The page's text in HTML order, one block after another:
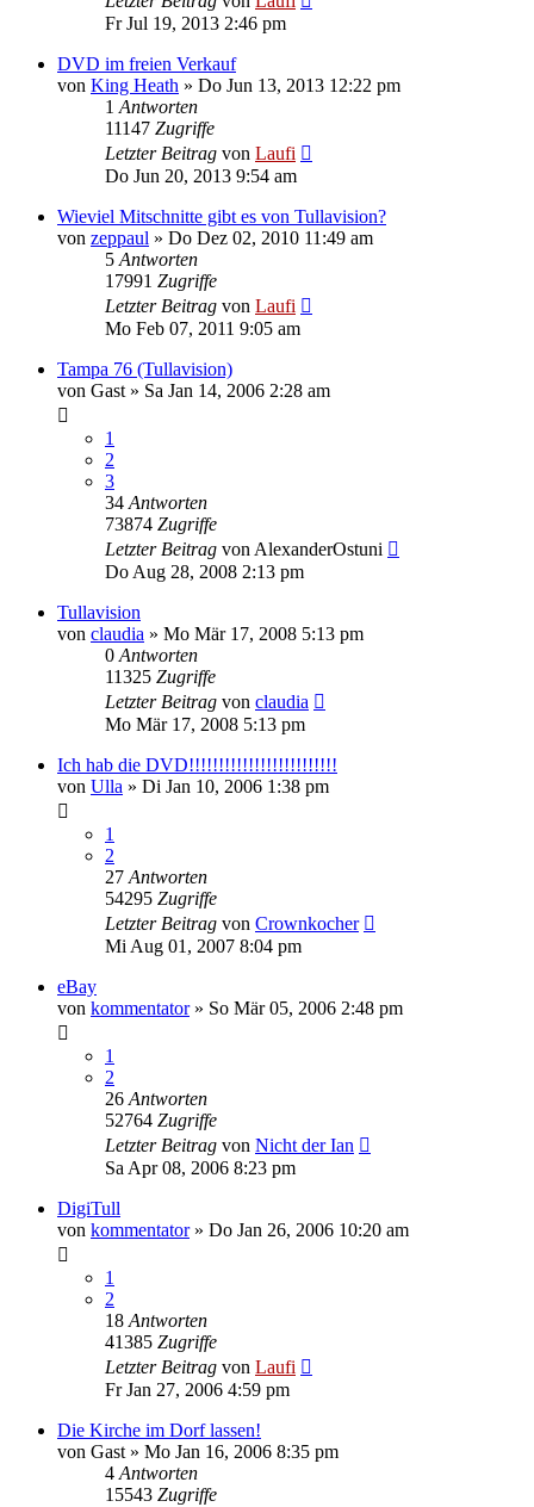
Fr Jul 19, 2013 2:46 pm
DVD im freien Verkauf
von King Heath » Do Jun 13, 2013 12:22 pm
1 Antworten
11147 Zugriffe
Letzter Beitrag von Laufi
Do Jun 20, 2013 9:54 am
Wieviel Mitschnitte gibt es von Tullavision?
von zeppaul » Do Dez 02, 2010 11:49 am
5 Antworten
17991 Zugriffe
Letzter Beitrag von Laufi
Mo Feb 07, 2011 9:05 am
Tampa 76 (Tullavision)
von Gast » Sa Jan 14, 2006 2:28 am
1
2
3
34 Antworten
73874 Zugriffe
Letzter Beitrag von AlexanderOstuni
Do Aug 28, 2008 2:13 pm
Tullavision
von claudia » Mo Mär 17, 2008 5:13 pm
0 Antworten
11325 Zugriffe
Letzter Beitrag von claudia
Mo Mär 17, 2008 5:13 pm
Ich hab die DVD!!!!!!!!!!!!!!!!!!!!!!!!!
von Ulla » Di Jan 10, 2006 1:38 pm
1
2
27 Antworten
54295 Zugriffe
Letzter Beitrag von Crownkocher
Mi Aug 01, 2007 8:04 pm
eBay
von kommentator» So Mär 05, 2006 2:48 pm
1
2
26 Antworten
52764 Zugriffe
Letzter Beitrag von Nicht der Ian
Sa Apr 08, 2006 8:23 pm
DigiTull
von kommentator» Do Jan 26, 2006 10:20 am
1
2
18 Antworten
41385 Zugriffe
Letzter Beitrag von Laufi
Fr Jan 27, 2006 4:59 pm
Die Kirche im Dorf lassen!
von Gast » Mo Jan 16, 2006 8:35 pm
4 Antworten
15543 Zugriffe